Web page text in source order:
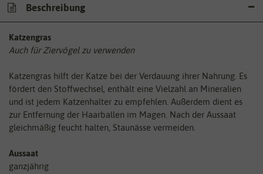
Beschreibung
Katzengras
Auch für Ziervögel zu verwenden
Katzengras hilft der Katze bei der Verdauung ihrer Nahrung. Es
fördert den Stoffwechsel, enthält eine Vielzahl an Mineralien
und ist jedem Katzenhalter zu empfehlen. Außerdem dient es
zur Entfernung der Haarballen im Magen. Nach der Aussaat
gleichmäßig feucht halten, Staunässe vermeiden.
Aussaat
ganzjährig